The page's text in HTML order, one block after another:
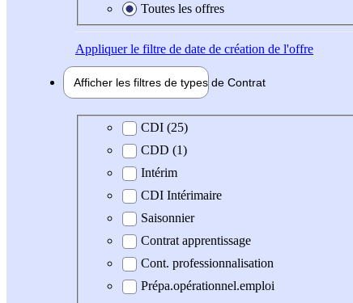
Toutes les offres
Appliquerle filtre de date de création de l'offre
Afficher les filtres de types de Contrat
Type de contratCDI (25)
CDD (1)
Intérim
CDI Intérimaire
Saisonnier
Contrat apprentissage
Cont. professionnalisation
Prépa.opérationnel.emploi